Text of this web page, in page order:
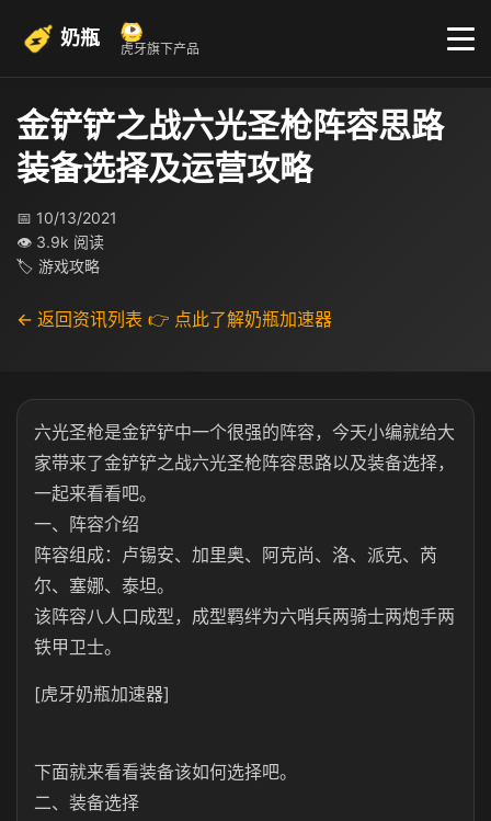
奶瓶 虎牙旗下产品
金铲铲之战六光圣枪阵容思路
装备选择及运营攻略
📅 10/13/2021
👁 3.9k 阅读
🏷 游戏攻略
← 返回资讯列表 👉 点此了解奶瓶加速器
六光圣枪是金铲铲中一个很强的阵容，今天小编就给大
家带来了金铲铲之战六光圣枪阵容思路以及装备选择，
一起来看看吧。
一、阵容介绍
阵容组成：卢锡安、加里奥、阿克尚、洛、派克、芮
尔、塞娜、泰坦。
该阵容八人口成型，成型羁绊为六哨兵两骑士两炮手两
铁甲卫士。
[虎牙奶瓶加速器]
下面就来看看装备该如何选择吧。
二、装备选择